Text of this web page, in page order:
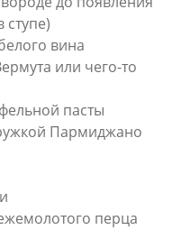
ступе)
вина
или чего-то
пасты
Пармиджано
перца